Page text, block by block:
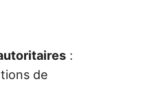
:
de